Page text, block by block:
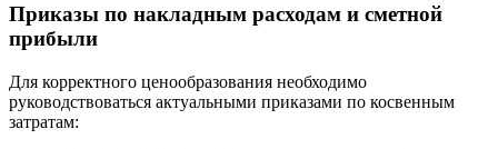
Приказы по накладным расходам и сметной
прибыли
Для корректного ценообразования необходимо
руководствоваться актуальными приказами по косвенным
затратам: